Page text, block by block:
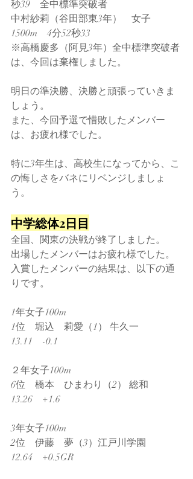
秒39　全中標準突破者
中村紗莉（谷田部東3年）　女子
1500m　4分52秒33
※高橋慶多（阿見3年）全中標準突破者
は、今回は棄権しました。
明日の準決勝、決勝と頑張っていきま
しょう。
また、今回予選で惜敗したメンバー
は、お疲れ様でした。
特に3年生は、高校生になってから、こ
の悔しさをバネにリベンジしましょ
う。
中学総体2日目
全国、関東の決戦が終了しました。
出場したメンバーはお疲れ様でした。
入賞したメンバーの結果は、以下の通
りです。
1年女子100m
1位　堀込　莉愛（1） 牛久一
13.11　-0.1
２年女子100m
6位　橋本　ひまわり（2） 総和
13.26　+1.6
3年女子100m
2位　伊藤　夢（3）江戸川学園
12.64　+0.5GR